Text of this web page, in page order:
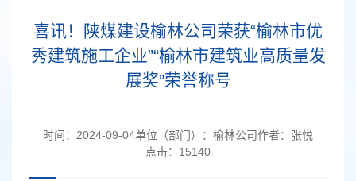
喜讯！陕煤建设榆林公司荣获“榆林市优
秀建筑施工企业”“榆林市建筑业高质量发
展奖”荣誉称号
时间： 2024-09-04单位（部门）： 榆林公司作者： 张悦
点击： 15140